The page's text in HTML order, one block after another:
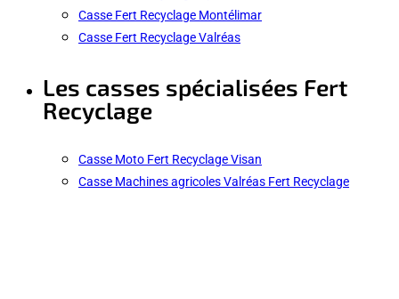
Casse Fert Recyclage Montélimar
Casse Fert Recyclage Valréas
Les casses spécialisées Fert
Recyclage
Casse Moto Fert Recyclage Visan
Casse Machines agricoles Valréas Fert Recyclage